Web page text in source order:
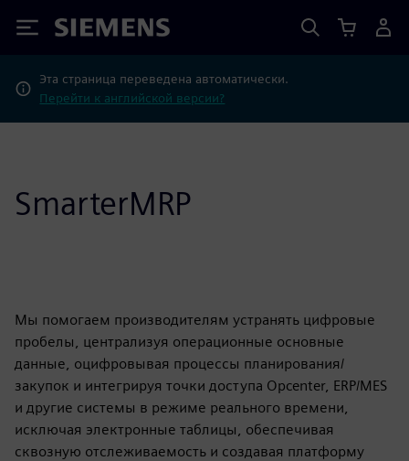
Siemens
Эта страница переведена автоматически.
Перейти к английской версии?
SmarterMRP
Мы помогаем производителям устранять цифровые
пробелы, централизуя операционные основные
данные, оцифровывая процессы планирования/
закупок и интегрируя точки доступа Opcenter, ERP/MES
и другие системы в режиме реального времени,
исключая электронные таблицы, обеспечивая
сквозную отслеживаемость и создавая платформу